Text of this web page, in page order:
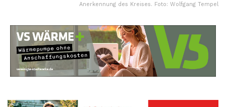
Anerkennung des Kreises. Foto: Wolfgang Tempel